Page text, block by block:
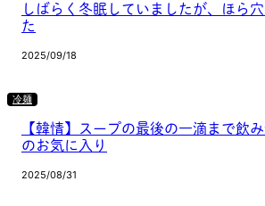
しばらく冬眠していましたが、ほら
た
2025/09/18
冷麺
【韓情】スープの最後の一滴まで飲
のお気に入り
2025/08/31